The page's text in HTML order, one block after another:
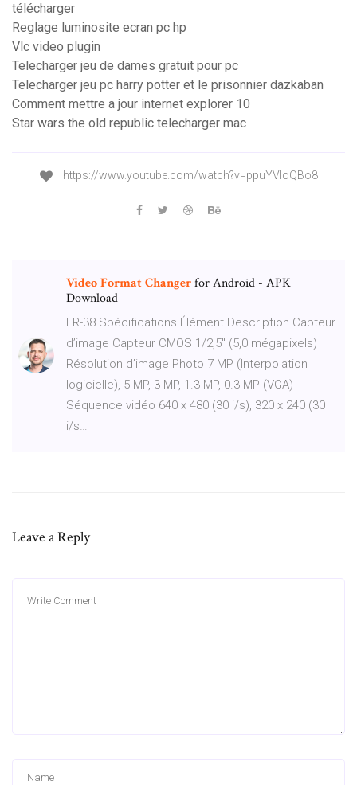
télécharger
Reglage luminosite ecran pc hp
Vlc video plugin
Telecharger jeu de dames gratuit pour pc
Telecharger jeu pc harry potter et le prisonnier dazkaban
Comment mettre a jour internet explorer 10
Star wars the old republic telecharger mac
https://www.youtube.com/watch?v=ppuYVIoQBo8
VideoFormatChangerfor Android - APK
Download
FR-38 Spécifications Élément Description Capteur
d’image Capteur CMOS 1/2,5" (5,0 mégapixels)
Résolution d’image Photo 7 MP (Interpolation
logicielle), 5 MP, 3 MP, 1.3 MP, 0.3 MP (VGA)
Séquence vidéo 640 x 480 (30 i/s), 320 x 240 (30
i/s…
Leave a Reply